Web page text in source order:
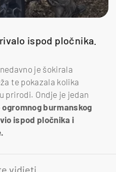
ispod pločnika.
nedavno je šokirala
te pokazala kolika
prirodi. Ondje je jedan
burmanskog
ispod pločnika i
vidjeti